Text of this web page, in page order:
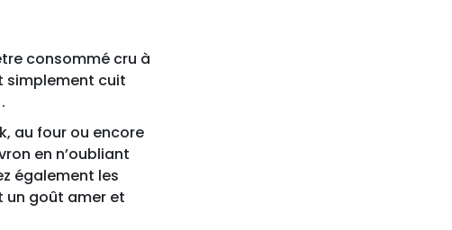
consommé cru à
simplement cuit
au four ou encore
en n’oubliant
également les
un goût amer et